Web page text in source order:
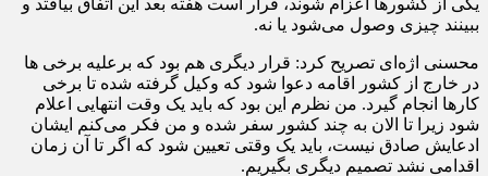
ببینند چیزی وصول می‌شود یا نه.
محسنی اژه‌ای تصریح کرد: قرار دیگری هم بود که برعلیه برخی ها
در خارج از کشور اقامه دعوا شود که وکیل گرفته شده تا برخی
کارها انجام گیرد. من نظرم این بود که باید یک وقت انتهایی اعلام
شود زیرا تا الان به چند کشور سفر شده و من فکر می‌کنم ایشان
ادعایش صادق نیست، باید یک وقتی تعیین شود که اگر تا آن زمان
اقدامی نشد تصمیم دیگری بگیریم.